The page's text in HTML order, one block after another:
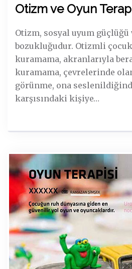
Otizm ve Oyun
Otizm, sosyal uyum
bozukluğudur. Otizmli
kuramama, akranlarıyla
kuramama, çevrelerinde
görünme, ona
karşısındaki kişiye…